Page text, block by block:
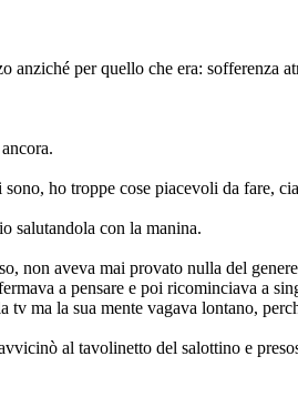
anziché per quello che era: sofferenza
ho troppe cose piacevoli da fare,
salutandola con la manina.
aveva mai provato nulla del
a pensare e poi ricominciava a
ma la sua mente vagava lontano,
al tavolinetto del salottino e